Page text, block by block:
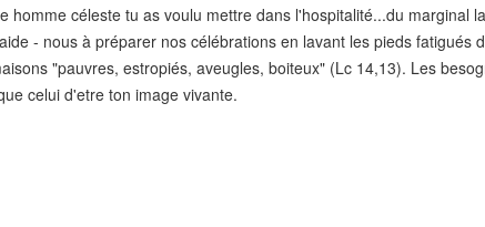
homme céleste tu as voulu mettre dans l'hospitalité...du marginal
- nous à préparer nos célébrations en lavant les pieds fatigués
"pauvres, estropiés, aveugles, boiteux" (Lc 14,13). Les
celui d'etre ton image vivante.